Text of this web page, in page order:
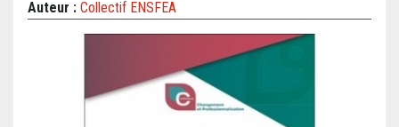
Auteur : Collectif ENSFEA